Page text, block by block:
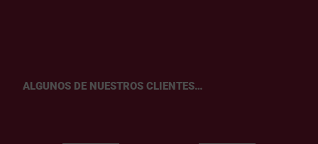
ALGUNOS DE NUESTROS CLIENTES…